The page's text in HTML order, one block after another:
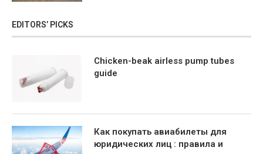
EDITORS’ PICKS
Chicken-beak airless pump tubes
guide
Как покупать авиабилеты для
юридических лиц : правила и